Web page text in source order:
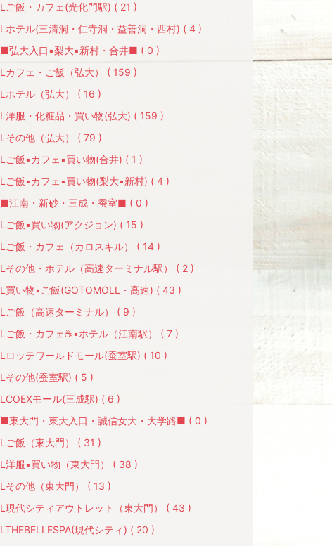
Lご飯・カフェ(光化門駅) ( 21 )
Lホテル(三清洞・仁寺洞・益善洞・西村) ( 4 )
■弘大入口▪梨大▪新村・合井■ ( 0 )
Lカフェ・ご飯（弘大） ( 159 )
Lホテル（弘大） ( 16 )
L洋服・化粧品・買い物(弘大) ( 159 )
Lその他（弘大） ( 79 )
Lご飯▪カフェ▪買い物(合井) ( 1 )
Lご飯▪カフェ▪買い物(梨大•新村) ( 4 )
■江南・新砂・三成・蚕室■ ( 0 )
Lご飯▪買い物(アクジョン) ( 15 )
Lご飯・カフェ（カロスキル） ( 14 )
Lその他・ホテル（高速ターミナル駅） ( 2 )
L買い物▪ご飯(GOTOMOLL・高速) ( 43 )
Lご飯（高速ターミナル） ( 9 )
Lご飯・カフェ☕️▪ホテル（江南駅） ( 7 )
Lロッテワールドモール(蚕室駅) ( 10 )
Lその他(蚕室駅) ( 5 )
LCOEXモール(三成駅) ( 6 )
■東大門・東大入口・誠信女大・大学路■ ( 0 )
Lご飯（東大門） ( 31 )
L洋服▪買い物（東大門） ( 38 )
Lその他（東大門） ( 13 )
L現代シティアウトレット（東大門） ( 43 )
LTHEBELLESPA(現代シティ) ( 20 )